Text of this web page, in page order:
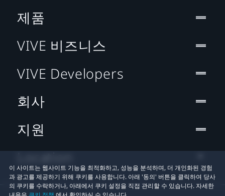
이 사이트는 웹사이트 기능을 최적화하고, 성능을 분석하며, 더 개인화된 경험
과 광고를 제공하기 위해 쿠키를 사용합니다. 아래 '동의' 버튼을 클릭하여 당사
의 쿠키를 수락하거나, 아래에서 쿠키 설정을 직접 관리할 수 있습니다. 자세한
제품
VIVE 비즈니스
VIVE Developers
회사
지원
Location